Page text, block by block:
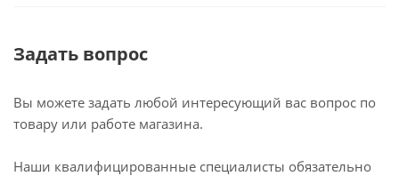
Задать вопрос
Вы можете задать любой интересующий вас вопрос по
товару или работе магазина.
Наши квалифицированные специалисты обязательно